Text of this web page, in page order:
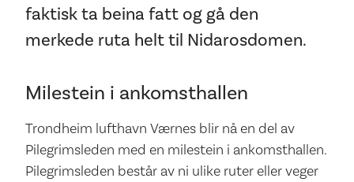
faktisk ta beina fatt og gå den
merkede ruta helt til Nidarosdomen.
Milestein i ankomsthallen
Trondheim lufthavn Værnes blir nå en del av
Pilegrimsleden med en milestein i ankomsthallen.
Pilegrimsleden består av ni ulike ruter eller veger